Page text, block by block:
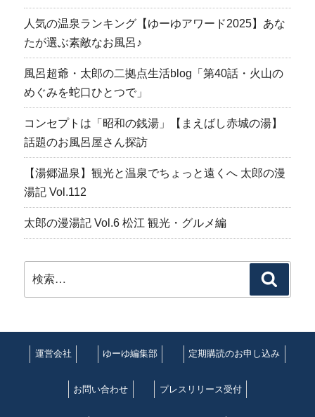
人気の温泉ランキング【ゆーゆアワード2025】あな
たが選ぶ素敵なお風呂♪
風呂超爺・太郎の二拠点生活blog「第40話・火山の
めぐみを蛇口ひとつで」
コンセプトは「昭和の銭湯」【まえばし赤城の湯】
話題のお風呂屋さん探訪
【湯郷温泉】観光と温泉でちょっと遠くへ 太郎の漫
湯記 Vol.112
太郎の漫湯記 Vol.6 松江 観光・グルメ編
索
運営会社 ゆーゆ編集部 定期購読のお申し込み
お問い合わせ プレスリリース受付